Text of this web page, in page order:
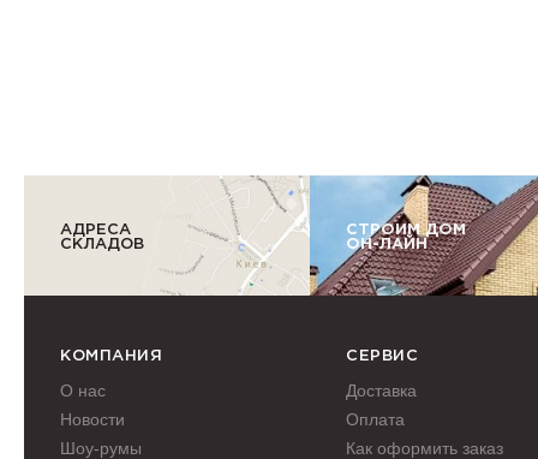
АДРЕСА
СКЛАДОВ
СТРОИМ ДОМ
ОН-ЛАЙН
КОМПАНИЯ
О нас
Новости
Шоу-румы
СЕРВИС
Доставка
Оплата
Как оформить заказ